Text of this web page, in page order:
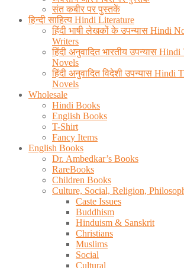
संत कबीर पर पुस्तकें
हिन्दी साहित्य Hindi Literature
हिंदी भाषी लेखकों के उपन्यास Hindi
Writers
हिंदी अनुवादित भारतीय उपन्यास
Novels
हिंदी अनुवादित विदेशी उपन्यास Hindi
Novels
Wholesale
Hindi Books
English Books
T-Shirt
Fancy Items
English Books
Dr. Ambedkar’s Books
RareBooks
Children Books
Culture, Social, Religion,
Caste Issues
Buddhism
Hinduism & Sanskrit
Christians
Muslims
Social
Cultural